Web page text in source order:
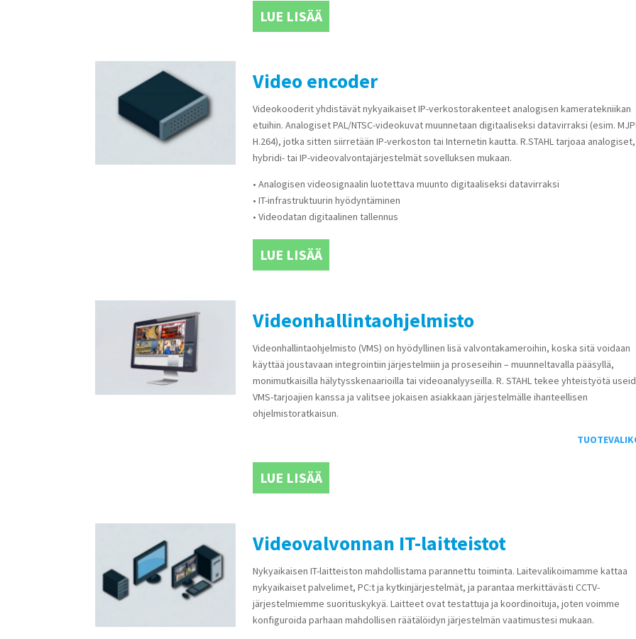
LUE LISÄÄ
Video encoder
Videokooderit yhdistävät nykyaikaiset IP-verkostorakenteet analogisen kameratekniikan
etuihin. Analogiset PAL/NTSC-videokuvat muunnetaan digitaaliseksi datavirraksi (esim.
H.264), jotka sitten siirretään IP-verkoston tai Internetin kautta. R.STAHL tarjoaa analogiset,
hybridi- tai IP-videovalvontajärjestelmät sovelluksen mukaan.
• Analogisen videosignaalin luotettava muunto digitaaliseksi datavirraksi
• IT-infrastruktuurin hyödyntäminen
• Videodatan digitaalinen tallennus
LUE LISÄÄ
Videonhallintaohjelmisto
Videonhallintaohjelmisto (VMS) on hyödyllinen lisä valvontakameroihin, koska sitä voidaan
käyttää joustavaan integrointiin järjestelmiin ja proseseihin – muunneltavalla pääsyllä,
monimutkaisilla hälytysskenaarioilla tai videoanalyyseilla. R. STAHL tekee yhteistyötä
VMS-tarjoajien kanssa ja valitsee jokaisen asiakkaan järjestelmälle ihanteellisen
ohjelmistoratkaisun.
LUE LISÄÄ
Videovalvonnan IT-laitteistot
Nykyaikaisen IT-laitteiston mahdollistama parannettu toiminta. Laitevalikoimamme kattaa
nykyaikaiset palvelimet, PC:t ja kytkinjärjestelmät, ja parantaa merkittävästi CCTV-
järjestelmiemme suorituskykyä. Laitteet ovat testattuja ja koordinoituja, joten voimme
konfiguroida parhaan mahdollisen räätälöidyn järjestelmän vaatimustesi mukaan.